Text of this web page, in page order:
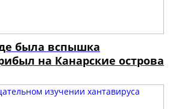
была вспышка
на Канарские острова